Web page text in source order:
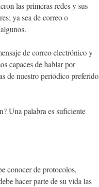
las primeras redes y sus
ya sea de correo o
de correo electrónico y
capaces de hablar por
de nuestro periódico preferido
Una palabra es suficiente
conocer de protocolos,
hacer parte de su vida las